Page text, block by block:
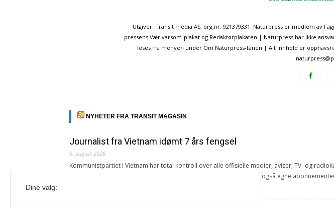
Utgiver: Transit media AS, org.nr. 921379331. Naturpress er medlem av
pressens Vær varsom-plakat og Redaktørplakaten | Naturpress har ikke
leses fra menyen under Om Naturpress-fanen | Alt innhold er
NYHETER FRA TRANSIT MAGASIN
Journalist fra Vietnam idømt 7 års fengsel
5. august 2026
Kommunistpartiet i Vietnam har total kontroll over alle offisielle medier, aviser, TV- og
Årsabonnement, Månedsabonnement eller 24-timers tilgang. Vi har også egne
Dine valg: